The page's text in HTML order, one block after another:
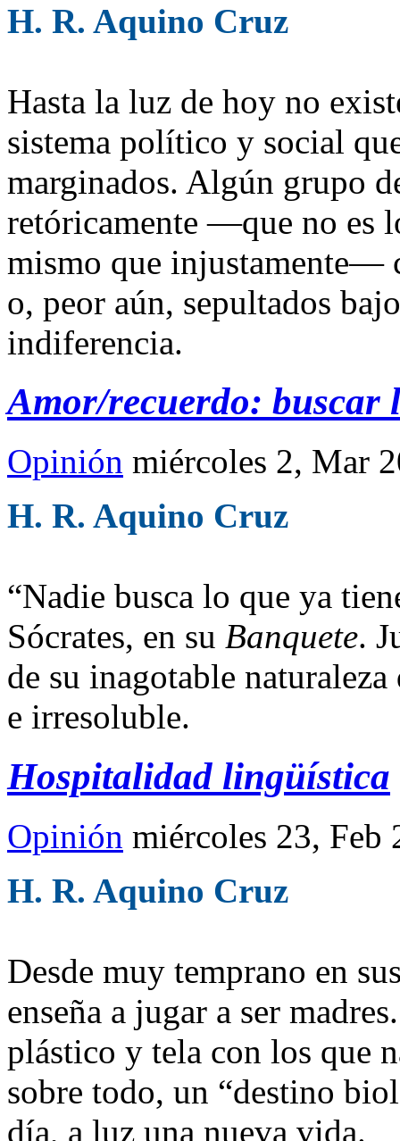
H. R. Aquino Cruz
Hasta la luz de hoy no
sistema político y social
marginados. Algún grupo
retóricamente —que no es
mismo que injustamente—
o, peor aún, sepultados
indiferencia.
Amor/recuerdo: buscar
Opinión miércoles 2, Mar
H. R. Aquino Cruz
“Nadie busca lo que ya
Sócrates, en su Banquete.
de su inagotable
e irresoluble.
Hospitalidad lingüística
Opinión miércoles 23, Feb
H. R. Aquino Cruz
Desde muy temprano en
enseña a jugar a ser
plástico y tela con los que
sobre todo, un “destino
día, a luz una nueva vida.